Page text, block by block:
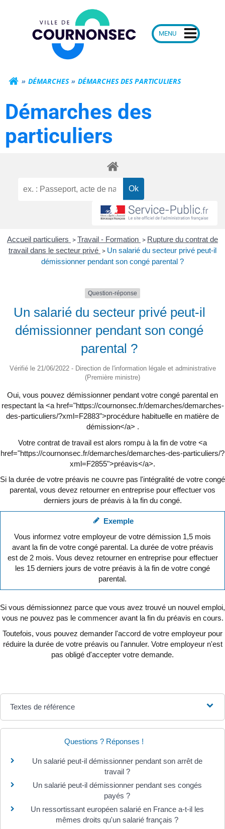
Mairie de
DÉMARCHES DÉMARCHES DES PARTICULIERS
Démarches des
particuliers
Accueil particuliers > Travail - Formation > Rupture du contrat de
travail dans le secteur privé > Un salarié du secteur privé peut-il
démissionner pendant son congé parental ?
Question-réponse
Un salarié du secteur privé peut-il
démissionner pendant son congé
parental ?
Vérifié le 21/06/2022 - Direction de l'information légale et administrative
(Première ministre)
Oui, vous pouvez démissionner pendant votre congé parental en
respectant la <a href="https://cournonsec.fr/demarches/demarches-
des-particuliers/?xml=F2883">procédure habituelle en matière de
démission</a> .
Votre contrat de travail est alors rompu à la fin de votre <a
href="https://cournonsec.fr/demarches/demarches-des-particuliers/?
xml=F2855">préavis</a>.
Si la durée de votre préavis ne couvre pas l'intégralité de votre congé
parental, vous devez retourner en entreprise pour effectuer vos
derniers jours de préavis à la fin du congé.
Exemple
Vous informez votre employeur de votre démission 1,5 mois
avant la fin de votre congé parental. La durée de votre préavis
est de 2 mois. Vous devez retourner en entreprise pour effectuer
les 15 derniers jours de votre préavis à la fin de votre congé
parental.
Si vous démissionnez parce que vous avez trouvé un nouvel emploi,
vous ne pouvez pas le commencer avant la fin du préavis en cours.
Toutefois, vous pouvez demander l'accord de votre employeur pour
réduire la durée de votre préavis ou l'annuler. Votre employeur n'est
pas obligé d'accepter votre demande.
Textes de référence
Questions ? Réponses !
Un salarié peut-il démissionner pendant son arrêt de
travail ?
Un salarié peut-il démissionner pendant ses congés
payés ?
Un ressortissant européen salarié en France a-t-il les
mêmes droits qu'un salarié français ?